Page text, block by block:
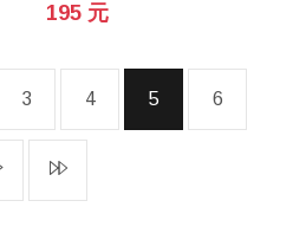
195 元
3 4 5 6